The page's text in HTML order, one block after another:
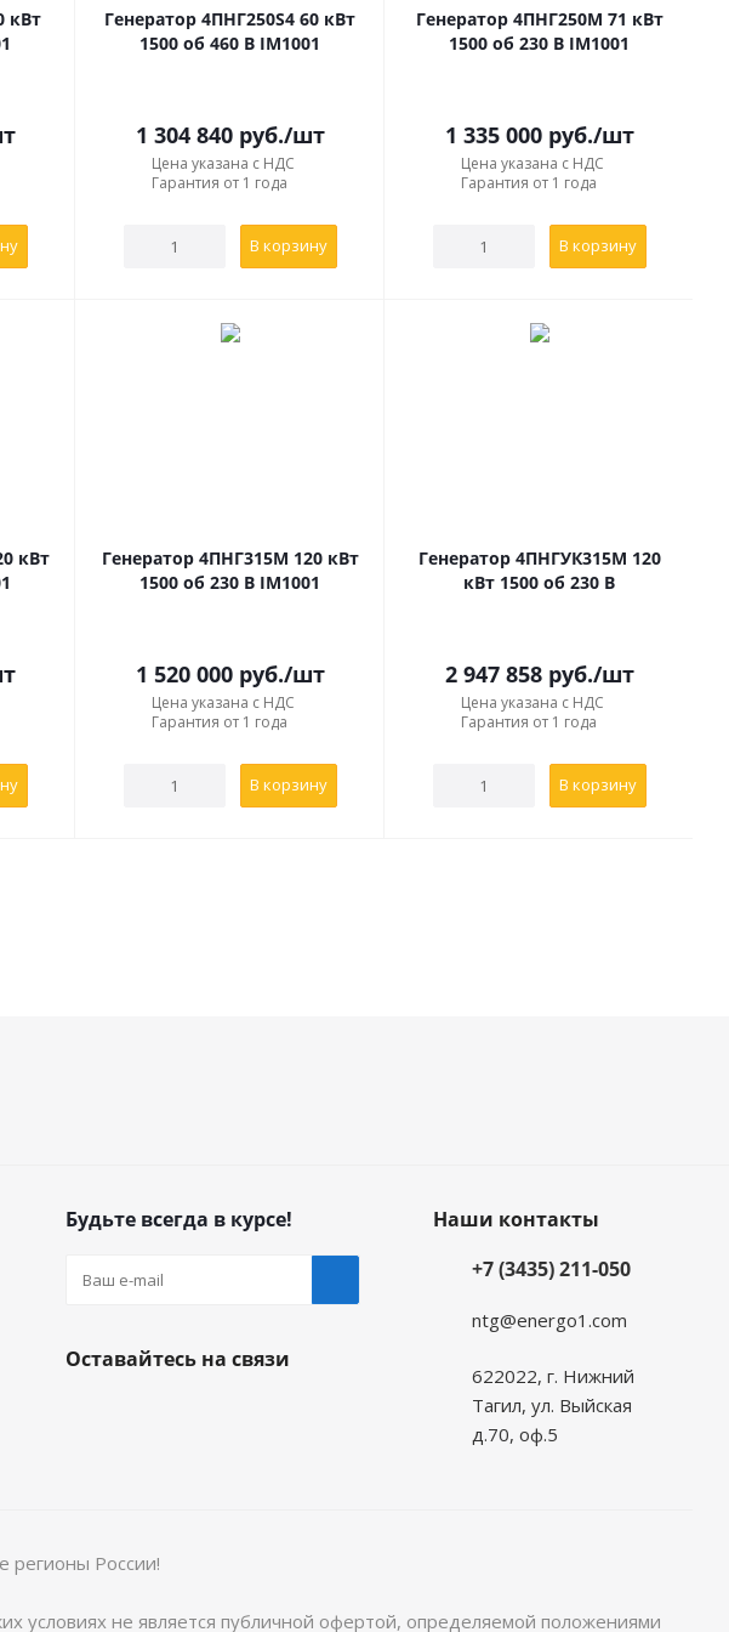
кВт
Генератор 4ПНГ250S4 60 кВт
1500 об 460 В IM1001
1 304 840руб./шт
Цена указана с НДС
Гарантия от 1 года
В корзину
Генератор 4ПНГ250М 71 кВт
1500 об 230 В IM1001
1 335 000руб./шт
Цена указана с НДС
Гарантия от 1 года
В корзину
кВт
Генератор 4ПНГ315М 120 кВт
1500 об 230 В IM1001
1 520 000руб./шт
Цена указана с НДС
Гарантия от 1 года
В корзину
Генератор 4ПНГУК315М 120
кВт 1500 об 230 В
2 947 858руб./шт
Цена указана с НДС
Гарантия от 1 года
В корзину
Будьте всегда в курсе!
Оставайтесь на связи
Наши контакты
+7 (3435) 211-050
ntg@energo1.com
622022, г. Нижний
Тагил, ул. Выйская
д.70, оф.5
регионы России!
условиях не является публичной офертой, определяемой положениями